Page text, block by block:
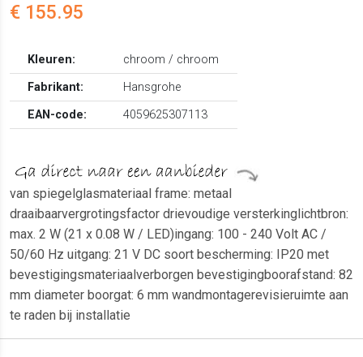
€ 155.95
Kleuren:
chroom / chroom
Fabrikant:
Hansgrohe
EAN-code:
4059625307113
van spiegelglasmateriaal frame: metaal
draaibaarvergrotingsfactor drievoudige versterkinglichtbron:
max. 2 W (21 x 0.08 W / LED)ingang: 100 - 240 Volt AC /
50/60 Hz uitgang: 21 V DC soort bescherming: IP20 met
bevestigingsmateriaalverborgen bevestigingboorafstand: 82
mm diameter boorgat: 6 mm wandmontagerevisieruimte aan
te raden bij installatie